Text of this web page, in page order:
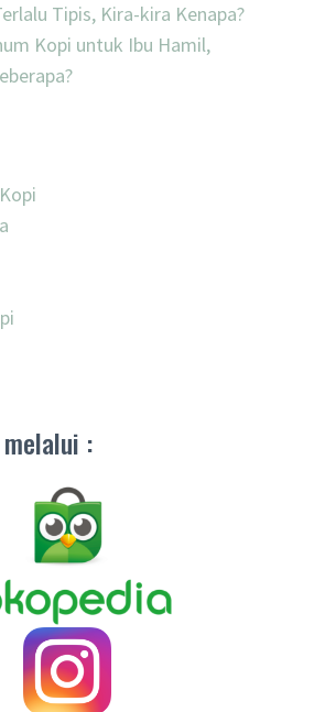
Tipis, Kira-kira Kenapa?
Kopi untuk Ibu Hamil,
: